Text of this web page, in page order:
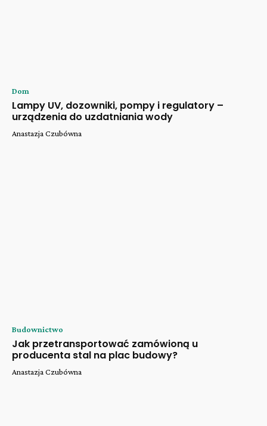
Dom
Lampy UV, dozowniki, pompy i regulatory –
urządzenia do uzdatniania wody
Anastazja Czubówna
Budownictwo
Jak przetransportować zamówioną u
producenta stal na plac budowy?
Anastazja Czubówna